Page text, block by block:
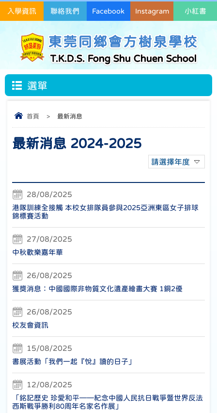
東莞同鄉會方樹泉學校
T.K.D.S. Fong Shu Chuen School
入學資訊 聯絡我們 Facebook Instagram 小紅書
選單
首頁 > 最新消息
最新消息 2024-2025
請選擇年度
28/08/2025
港隊訓練全接觸 本校女排隊員參與2025亞洲東區女子排球
錦標賽活動
27/08/2025
中秋歡樂嘉年華
26/08/2025
獲獎消息：中國國際非物質文化遺產繪畫大賽 1銅2優
26/08/2025
校友會資訊
15/08/2025
書展活動「我們一起『悅』讀的日子」
12/08/2025
「銘記歷史 珍愛和平——紀念中國人民抗日戰爭暨世界反法
西斯戰爭勝利80周年名家名作展」